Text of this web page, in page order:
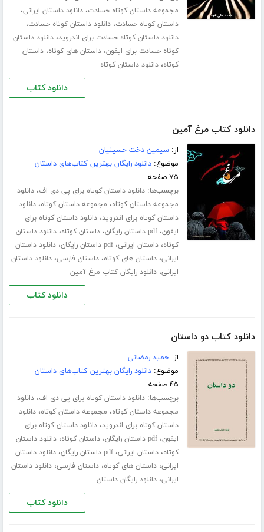
مجموعه داستان کوتاه حسادت،دانلود داستان ایرانی،
داستان کوتاه حسادت،دانلود داستان کوتاه حسادت،
دانلود داستان کوتاه حسادت برای اندروید،دانلود داستان
کوتاه حسادت برای ایفون،داستان های کوتاه،داستان
کوتاه،دانلود داستان کوتاه
دانلود کتاب
دانلود کتاب مرغ آمین
از:سیمین دخت حسینیان
موضوع:دانلود رایگان بهترین کتاب‌های داستان
۷۵ صفحه
برچسب‌ها:دانلود داستان کوتاه برای پی دی اف،دانلود
مجموعه داستان کوتاه، مجموعه داستان کوتاه،دانلود
داستان کوتاه برای اندروید،دانلود داستان کوتاه برای
ایفون،pdf داستان رایگان ،داستان کوتاه،دانلود داستان
کوتاه،داستان ایرانی،pdf داستان رایگان ،دانلود داستان
ایرانی،داستان های کوتاه،داستان فارسی،دانلود داستان
ایرانی،دانلود رایگان کتاب مرغ آمین
دانلود کتاب
دانلود کتاب دو داستان
از:حمید رمضانی
موضوع:دانلود رایگان بهترین کتاب‌های داستان
۴۵ صفحه
برچسب‌ها:دانلود داستان کوتاه برای پی دی اف،دانلود
مجموعه داستان کوتاه، مجموعه داستان کوتاه،دانلود
داستان کوتاه برای اندروید،دانلود داستان کوتاه برای
ایفون،pdf داستان رایگان ،داستان کوتاه،دانلود داستان
کوتاه،داستان ایرانی،pdf داستان رایگان ،دانلود داستان
ایرانی،داستان های کوتاه،داستان فارسی،دانلود داستان
ایرانی،دانلود رایگان داستان
دانلود کتاب